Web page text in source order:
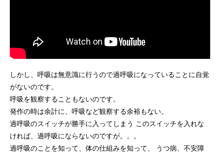
しかし、呼吸は無意識に行うので過呼吸になっていることに自覚
がないのです。
呼吸を観察することもないのです。
発作の時は余計に、呼吸など観察する余裕もない。
過呼吸のスイッチが勝手に入ってしまう このスイッチを入れな
ければ、過呼吸にならないのですが。。。
過呼吸のことを知って、体の仕組みを知って、 うつ病、不安障